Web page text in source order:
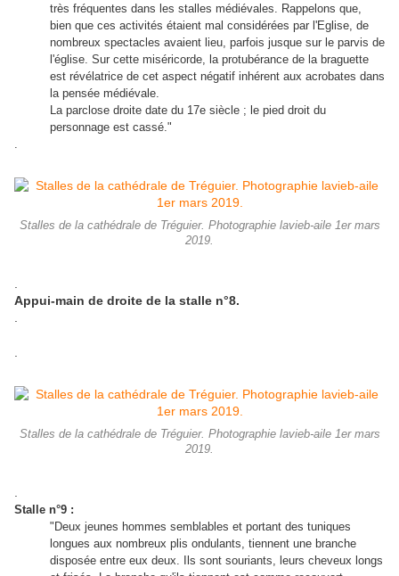
très fréquentes dans les stalles médiévales. Rappelons que,
bien que ces activités étaient mal considérées par l'Eglise, de
nombreux spectacles avaient lieu, parfois jusque sur le parvis de
l'église. Sur cette miséricorde, la protubérance de la braguette
est révélatrice de cet aspect négatif inhérent aux acrobates dans
la pensée médiévale.
La parclose droite date du 17e siècle ; le pied droit du
personnage est cassé."
.
Stalles de la cathédrale de Tréguier. Photographie lavieb-aile 1er mars
2019.
Appui-main de droite de la stalle n°8.
Stalles de la cathédrale de Tréguier. Photographie lavieb-aile 1er mars
2019.
Stalle n°9 :
"Deux jeunes hommes semblables et portant des tuniques
longues aux nombreux plis ondulants, tiennent une branche
disposée entre eux deux. Ils sont souriants, leurs cheveux longs